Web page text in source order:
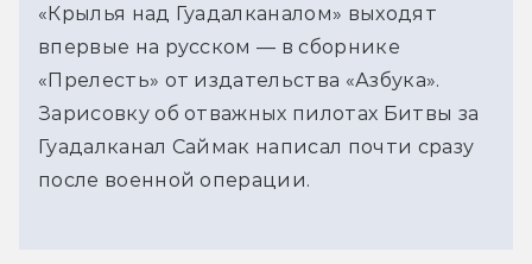
«Крылья над Гуадалканалом» выходят
впервые на русском — в сборнике
«Прелесть» от издательства «Азбука».
Зарисовку об отважных пилотах Битвы за
Гуадалканал Саймак написал почти сразу
после военной операции.